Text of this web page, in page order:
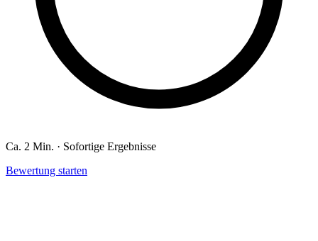
Ca. 2 Min. · Sofortige Ergebnisse
Bewertung starten